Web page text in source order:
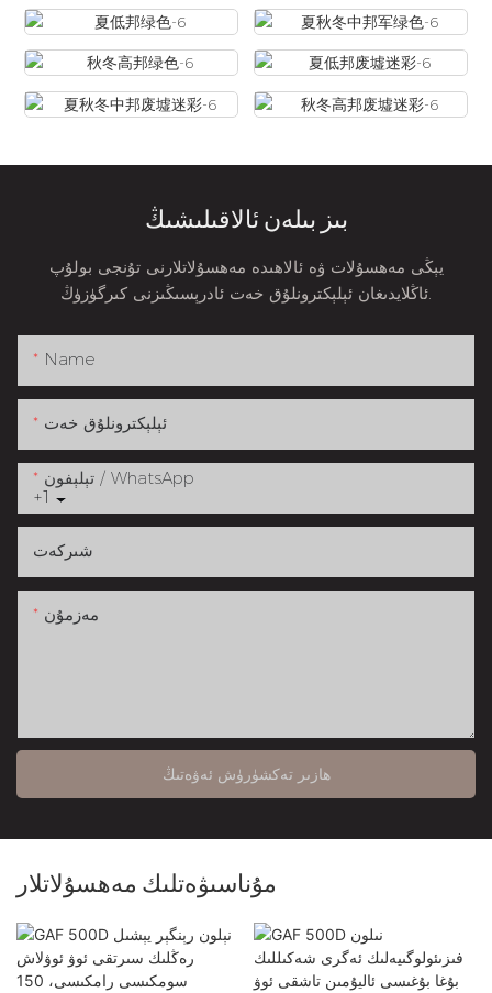
بىز بىلەن ئالاقىلىشىڭ
يېڭى مەھسۇلات ۋە ئالاھىدە مەھسۇلاتلارنى تۇنجى بولۇپ
Name
ئېلېكترونلۇق خەت
+1
تېلېفون / WhatsApp
شىركەت
مەزمۇن
ھازىر تەكشۈرۈش ئەۋەتىڭ
مۇناسىۋەتلىك مەھسۇلاتلار